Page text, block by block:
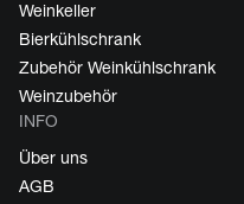
Weinkeller
Bierkühlschrank
Zubehör Weinkühlschrank
Weinzubehör
INFO
Über uns
AGB